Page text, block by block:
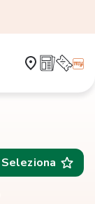
Seleziona